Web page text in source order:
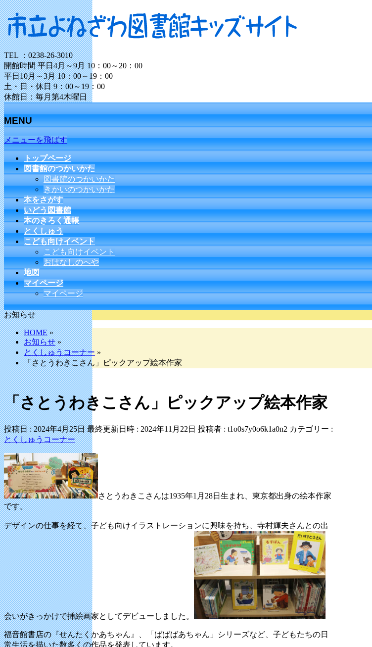
TEL ：0238-26-3010
開館時間 平日4月～9月 10：00～20：00
平日10月～3月 10：00～19：00
土・日・休日 9：00～19：00
休館日：毎月第4木曜日
MENU
メニューを飛ばす
トップページ
図書館のつかいかた
図書館のつかいかた
きかいのつかいかた
本をさがす
いどう図書館
本のきろく通帳
とくしゅう
こども向けイベント
こども向けイベント
おはなしのへや
地図
マイページ
マイページ
お知らせ
HOME»
お知らせ»
とくしゅうコーナー »
「さとうわきこさん」ピックアップ絵本作家
「さとうわきこさん」ピックアップ絵本作家
投稿日 : 2024年4月25日 最終更新日時 : 2024年11月22日 投稿者 : t1o0s7y0o6k1a0n2 カテゴリー :
とくしゅうコーナー
さとうわきこさんは1935年1月28日生まれ、東京都出身の絵本作家
です。
デザインの仕事を経て、子ども向けイラストレーションに興味を持ち、寺村輝夫さんとの出
会いがきっかけで挿絵画家としてデビューしました。
福音館書店の『せんたくかあちゃん』、「ばばばあちゃん」シリーズなど、子どもたちの日
常生活を描いた数多くの作品を発表しています。